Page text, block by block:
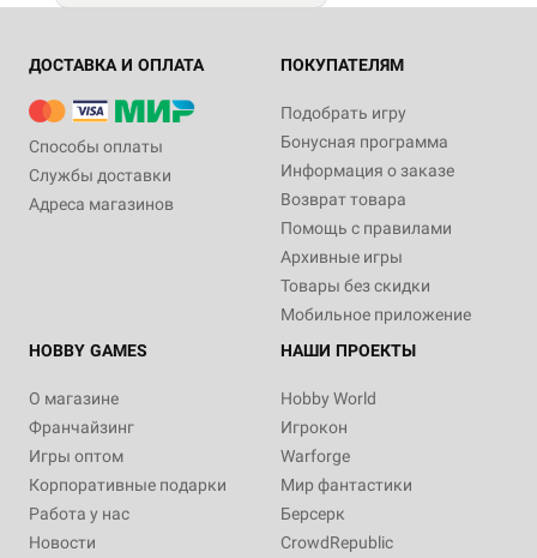
ДОСТАВКА И ОПЛАТА
Способы оплаты
Службы доставки
Адреса магазинов
ПОКУПАТЕЛЯМ
Подобрать игру
Бонусная программа
Информация о заказе
Возврат товара
Помощь с правилами
Архивные игры
Товары без скидки
Мобильное приложение
HOBBY GAMES
О магазине
Франчайзинг
Игры оптом
Корпоративные подарки
Работа у нас
Новости
НАШИ ПРОЕКТЫ
Hobby World
Игрокон
Warforge
Мир фантастики
Берсерк
CrowdRepublic